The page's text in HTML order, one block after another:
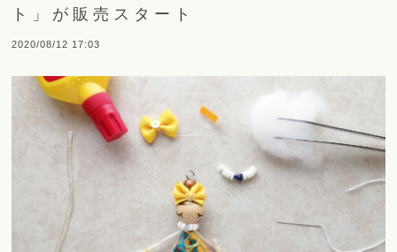
ト」が販売スタート
2020/08/12 17:03